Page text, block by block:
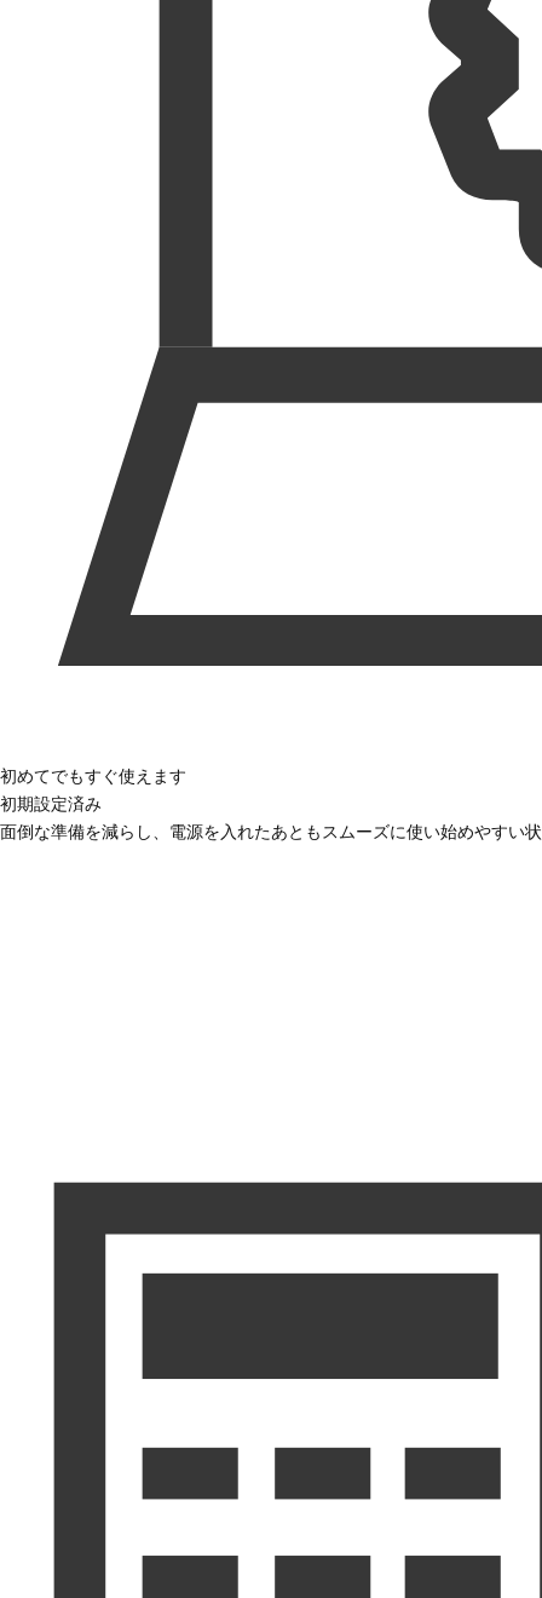
初めてでもすぐ使えます
初期設定済み
面倒な準備を減らし、電源を入れたあともスムーズに使い始めやすい